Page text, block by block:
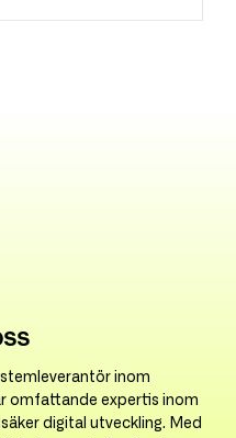
inom
omfattande expertis inom
digital utveckling. Med